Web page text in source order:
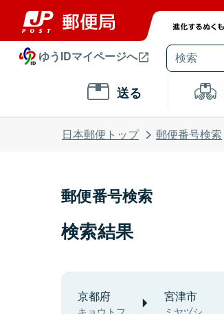
ゆうIDマイページへ
送る
日本郵便トップ 郵便番号検索
郵便番号検索
検索結果
京都府 宮津市